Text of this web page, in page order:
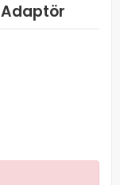
Adaptör